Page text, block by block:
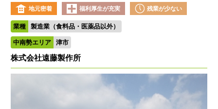
地元密着 福利厚生が充実 残業が少ない
業種 製造業（食料品・医薬品以外）
中南勢エリア 津市
株式会社遠藤製作所